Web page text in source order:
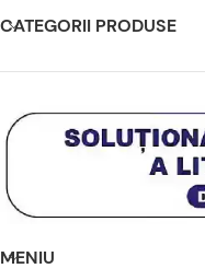
CATEGORII PRODUSE
MENIU